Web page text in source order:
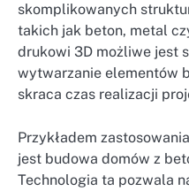
skomplikowanych
takich jak beton, metal
drukowi 3D możliwe jest
wytwarzanie elementów
skraca czas realizacji
Przykładem
jest budowa domów z
Technologia ta pozwala